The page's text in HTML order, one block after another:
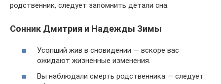
родственник, следует запомнить детали сна.
Сонник Дмитрия и Надежды Зимы
Усопший жив в сновидении — вскоре вас
ожидают жизненные изменения.
Вы наблюдали смерть родственника — следует